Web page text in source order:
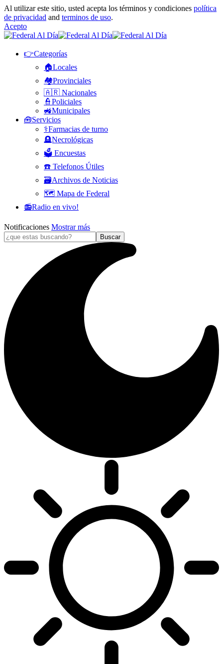
Al utilizar este sitio, usted acepta los términos y condiciones política
de privacidad and terminos de uso.
Acepto
👉Categorías
🏠Locales
🏘️Provinciales
🇦🇷 Nacionales
👮Policiales
🚜Municipales
🧰Servicios
⚕️Farmacias de turno
🪦Necrológicas
🗳️ Encuestas
☎️ Telefonos Útiles
🗃️Archivos de Noticias
🗺️ Mapa de Federal
📻Radio en vivo!
Notificaciones Mostrar más